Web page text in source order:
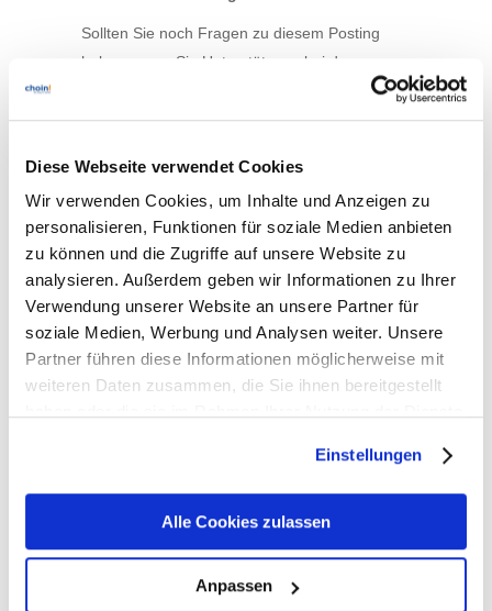
Diese Webseite verwendet Cookies
Wir verwenden Cookies, um Inhalte und Anzeigen zu
personalisieren, Funktionen für soziale Medien anbieten
zu können und die Zugriffe auf unsere Website zu
analysieren. Außerdem geben wir Informationen zu Ihrer
Verwendung unserer Website an unsere Partner für
soziale Medien, Werbung und Analysen weiter. Unsere
Partner führen diese Informationen möglicherweise mit
weiteren Daten zusammen, die Sie ihnen bereitgestellt
Cookies, wenn Sie unsere Webseite weiterhin nutzen.
Einstellungen
Alle Cookies zulassen
Anpassen
Sollten Sie noch Fragen zu diesem Posting
haben, wenn Sie Unterstützung bei der
Umsetzung von Schutzmaßnahmen benötigen,
stehen wir Ihnen natürlich gerne zur
71009 0 oder schicken Sie uns eine Mail an
customer-service@choin.net
Ihr choin! Security Team
Previous